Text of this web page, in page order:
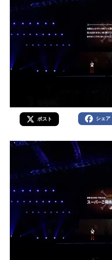
ポスト シェア